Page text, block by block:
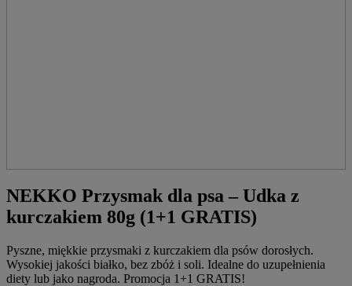
NEKKO Przysmak dla psa – Udka z
kurczakiem 80g (1+1 GRATIS)
Pyszne, miękkie przysmaki z kurczakiem dla psów dorosłych.
Wysokiej jakości białko, bez zbóż i soli. Idealne do uzupełnienia
diety lub jako nagroda. Promocja 1+1 GRATIS!